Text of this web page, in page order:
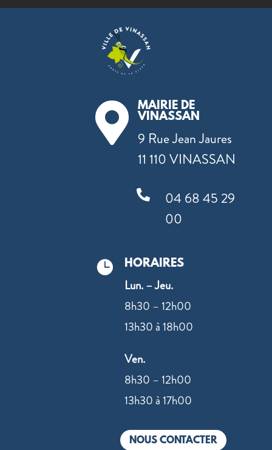

MAIRIE DE
VINASSAN
9 Rue Jean Jaures
11 110 VINASSAN

04 68 45 29
00
 HORAIRES
Lun. – Jeu.
8h30 – 12h00
13h30 à 18h00
Ven.
8h30 – 12h00
13h30 à 17h00
NOUS CONTACTER